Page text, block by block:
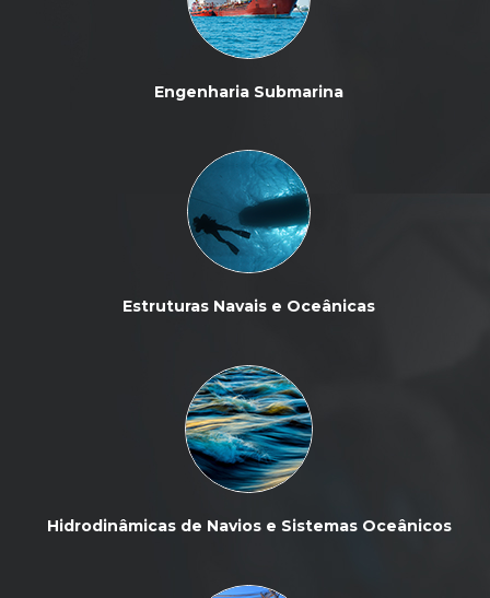
Engenharia Submarina
Estruturas Navais e Oceânicas
Hidrodinâmicas de Navios e Sistemas Oceânicos